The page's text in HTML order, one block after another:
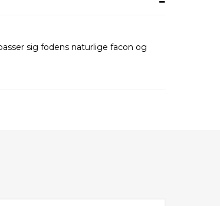
sig fodens naturlige facon og